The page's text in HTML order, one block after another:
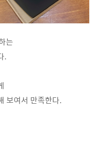
는
.
보여서 만족한다.